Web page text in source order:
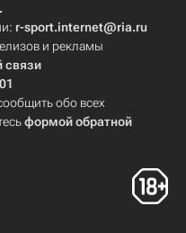
r-sport.internet@ria.ru
и рекламы
связи
обо всех
формой обратной